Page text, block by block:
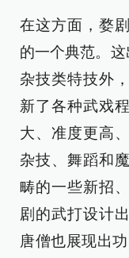
在这方面，婺
的一个典范。
杂技类特技外
新了各种武戏
大、准度更高
杂技、舞蹈和
畴的一些新招
剧的武打设计
唐僧也展现出